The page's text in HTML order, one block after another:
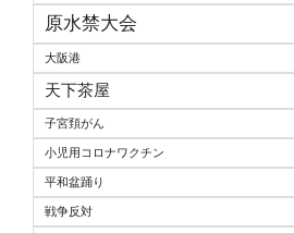
原水禁大会
大阪港
天下茶屋
子宮頚がん
小児用コロナワクチン
平和盆踊り
戦争反対